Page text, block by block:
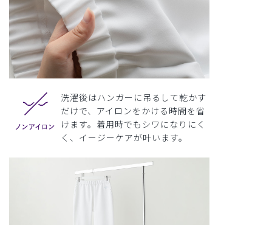
洗濯後はハンガーに吊るして乾かす
だけで、アイロンをかける時間を省
けます。着用時でもシワになりにく
く、イージーケアが叶います。